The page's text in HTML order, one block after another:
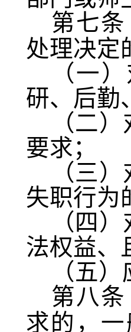
第七条
处理决定
（一
研、后勤
（二
要求；
（三
失职行为
（四
法权益、
（五
第八条
求的，